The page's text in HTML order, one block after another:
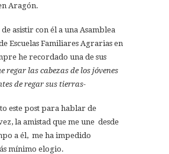
Aragón.
asistir con él a una Asamblea
Escuelas Familiares Agrarias en
he recordado una de sus
regar las cabezas de los jóvenes
de regar sus tierras-
este post para hablar de
la amistad que me une desde
a él, me ha impedido
mínimo elogio.